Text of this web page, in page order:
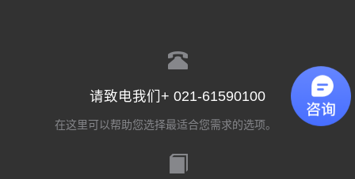
请致电我们+ 021-61590100
在这里可以帮助您选择最适合您需求的选项。